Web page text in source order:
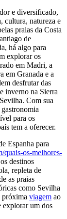
e diversificado,
cultura, natureza e
praias da Costa
de
há algo para
explorar os
em Madri, a
em Granada e a
desfrutar das
inverno na Sierra
Com sua
para os
tem a oferecer.
Espanha para
quais-os-melhores-
destinos
repleta de
as praias
como Sevilha
próxima viagem ao
explorar um dos